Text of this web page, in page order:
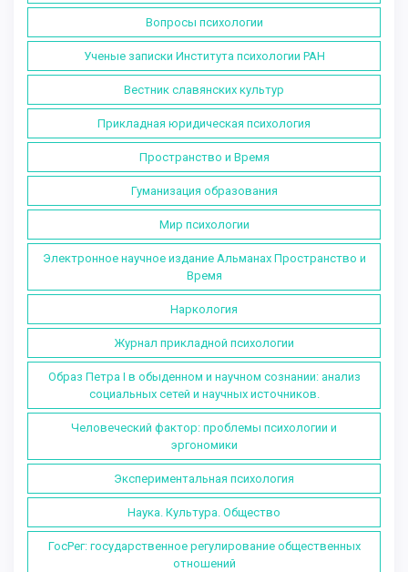
Вопросы психологии
Ученые записки Института психологии РАН
Вестник славянских культур
Прикладная юридическая психология
Пространство и Время
Гуманизация образования
Мир психологии
Электронное научное издание Альманах Пространство и
Время
Наркология
Журнал прикладной психологии
Образ Петра I в обыденном и научном сознании: анализ
социальных сетей и научных источников.
Человеческий фактор: проблемы психологии и
эргономики
Экспериментальная психология
Наука. Культура. Общество
ГосРег: государственное регулирование общественных
отношений